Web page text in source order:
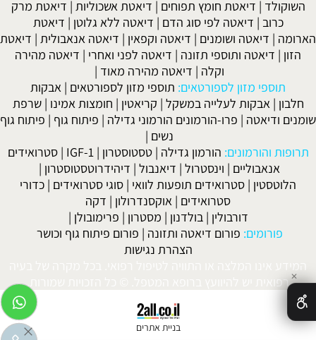
השוקולד | דיאטת חומץ תפוחים | דיאטת אשכוליות | דיאטת מרק
כרוב | דיאטה לפי סוג הדם | דיאטה ללא גלוטן | דיאטת
הארומה | דיאטה ושומנים | דיאטה וקפאין | דיאטה אנאבולית | דיאטת
הזון | דיאטה ותוספי תזונה | דיאטה לפני ואחרי | דיאטה מהירה
וקלה | דיאטה מהירה מאוד |
תוספי מזון לספורטאים: תוספי מזון לספורטאים | אבקות
חלבון | אבקות לעלייה במשקל | קריאטין | חומצות אמינו |שרפת
שומנים ודיאטה | פרו-הורמונים הורמוני גדילה | פיתוח גוף | פיתוח גוף
נשים |
תרופות והורמונים: הורמון גדילה |טסטוסטרון |
IGF-1
|סטרואידים
אנאבוליים | וינסטרול | דיאנבול | דיהידרוטסטוסטרון |
הלוטסטין | סטרואידים תופעות לוואי | סוגי סטרואידים | כדורי
סטרואידים | אוקסנדרולון | דקה
דורבולין | בולדנון | מסטרון | פרימובולן |
פורומים: פורום דיאטה ותזונה | פורום פיתוח גוף וכושר
הצהרת נגישות
המידע אינו המלצה או התוויה לטיפול רפואי. בכל מקרה של בעיה
רפואית יש להיוועץ ברופא המטפל. © כל הזכויות שמורות.
בניית אתרים
✕